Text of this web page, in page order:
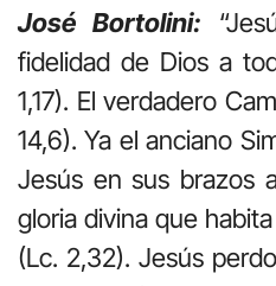
José Bortolini:
fidelidad de Dios a
1,17). El verdadero
14,6). Ya el anciano
Jesús en sus brazos
gloria divina que
(Lc. 2,32). Jesús